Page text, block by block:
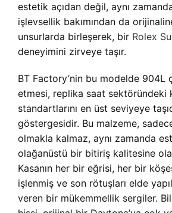
estetik açıdan değil, aynı
işlevsellik bakımından da
unsurlarda birleşerek, bir Rolex
deneyimini zirveye taşır.
BT Factory’nin bu modelde 904L
etmesi, replika saat sektöründeki
standartlarını en üst seviyeye
göstergesidir. Bu malzeme,
olmakla kalmaz, aynı zamanda
olağanüstü bir bitiriş kalitesine
Kasanın her bir eğrisi, her bir
işlenmiş ve son rötuşları elde
veren bir mükemmellik sergiler.